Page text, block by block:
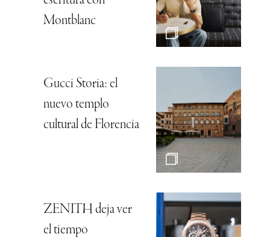
Montblanc
Gucci Storia: el
nuevo templo
cultural de Florencia
ZENITH deja ver
el tiempo